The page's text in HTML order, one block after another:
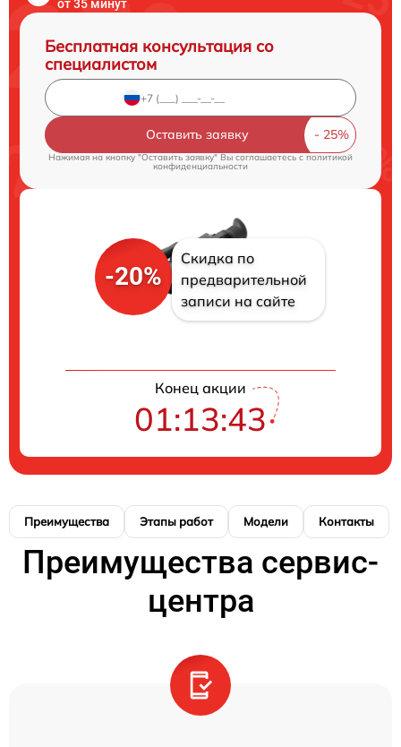
от 35 минут
Бесплатная консультация со
специалистом
Оставить заявку
Нажимая на кнопку "Оставить заявку" Вы соглашаетесь c политикой
конфиденциальности
-20%
Скидка по
предварительной
записи на сайте
Конец акции
01:13:42
Преимущества Этапы работ Модели Контакты
Преимущества сервис-
центра